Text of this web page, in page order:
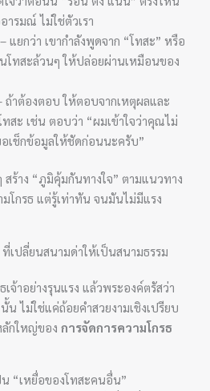
ารมณ์ ไม่ใช่ตัวเรา
– แยกว่า เขากำลังพูดจาก “โทสะ” หรือ
นโทสะล้วนๆ ให้ปล่อยผ่านเหมือนของ
ถ้าต้องตอบ ให้ตอบจากเหตุผลและ
สะ เช่น ตอบว่า “ผมเข้าใจว่าคุณไม่
อเช็กข้อมูลให้ชัดก่อนนะครับ”
ร้าง “ภูมิคุ้มกันทางใจ” ตามแนวทาง
โกรธ แต่รู้เท่าทัน จนมันไม่มีแรง
เปลี่ยนสนามด่าให้เป็นสนามธรรม
าอย่างรุนแรง แล้วพระองค์ตรัสว่า
นั้น ไม่ใช่แค่ถ้อยคำสวยงามเชิงเปรียบ
ลักใหญ่ของการจัดการความโกรธ
น “เหยื่อของโทสะคนอื่น”